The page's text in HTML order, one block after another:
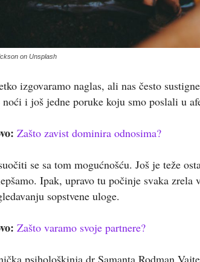
on Unsplash
izgovaramo naglas, ali nas često
noći i još jedne poruke koju smo poslali u
Zašto zavist dominira odnosima?
se sa tom mogućnošću. Još je teže
Ipak, upravo tu počinje svaka zrela
sopstvene uloge.
Zašto varamo svoje partnere?